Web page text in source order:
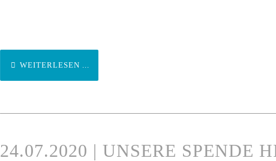
WEITERLESEN ...
24.07.2020 | UNSERE SPENDE